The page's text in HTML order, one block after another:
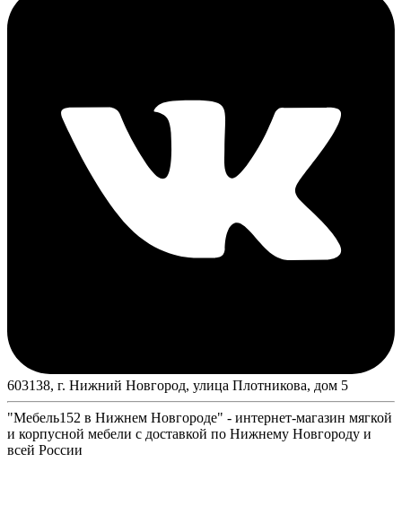
603138, г. Нижний Новгород, улица Плотникова, дом 5
"Мебель152 в Нижнем Новгороде" - интернет-магазин мягкой
и корпусной мебели с доставкой по Нижнему Новгороду и
всей России